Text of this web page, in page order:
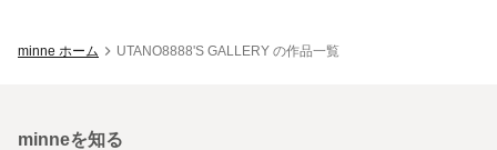
minne ホーム UTANO8888'S GALLERY の作品一覧
minneを知る